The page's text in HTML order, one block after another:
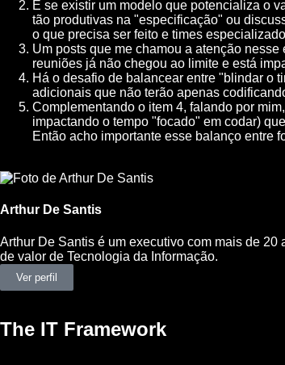
E se existir um modelo que potencializa o
tão produtivas na "especificação" ou
o que precisa ser feito e times
Um posts que me chamou a atenção
reuniões já não chegou ao limite e está
Há o desafio de balancear entre "blindar o
adicionais que não terão apenas
Complementando o item 4, falando por
impactando o tempo "focado" em codar)
Então acho importante esse balanço entre
Arthur De Santis
Arthur De Santis é um executivo com mais de
de valor de Tecnologia da Informação.
Ver perfil
The IT Framework